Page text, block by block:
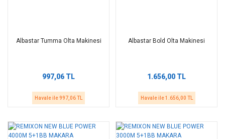
Albastar Tumma Olta Makinesi
997,06 TL
Havale ile 997,06 TL
Albastar Bold Olta Makinesi
1.656,00 TL
Havale ile 1.656,00 TL